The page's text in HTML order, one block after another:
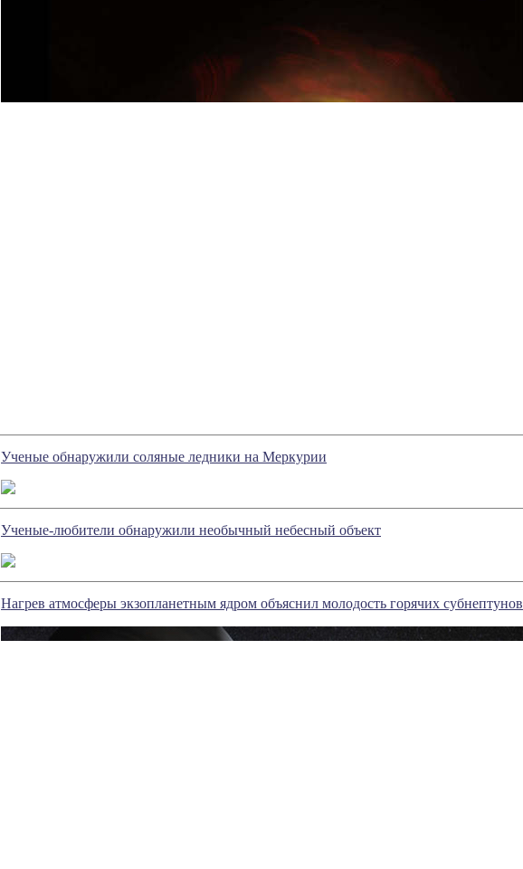
Ученые обнаружили соляные ледники на Меркурии
Ученые-любители обнаружили необычный небесный объект
Нагрев атмосферы экзопланетным ядром объяснил молодость горячих субнептунов